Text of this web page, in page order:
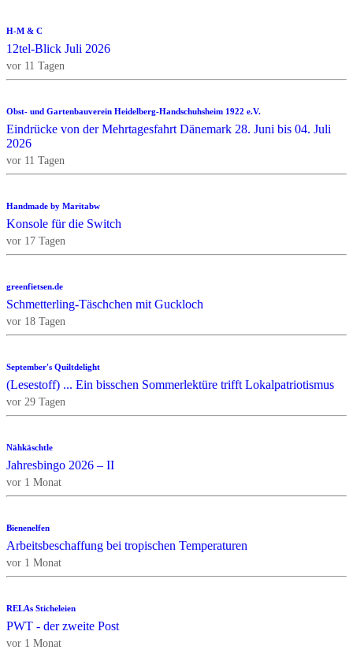
H-M & C
12tel-Blick Juli 2026
vor 11 Tagen
Obst- und Gartenbauverein Heidelberg-Handschuhsheim 1922 e.V.
Eindrücke von der Mehrtagesfahrt Dänemark 28. Juni bis 04. Juli
2026
vor 11 Tagen
Handmade by Maritabw
Konsole für die Switch
vor 17 Tagen
greenfietsen.de
Schmetterling-Täschchen mit Guckloch
vor 18 Tagen
September's Quiltdelight
(Lesestoff) ... Ein bisschen Sommerlektüre trifft Lokalpatriotismus
vor 29 Tagen
Nähkäschtle
Jahresbingo 2026 – II
vor 1 Monat
Bienenelfen
Arbeitsbeschaffung bei tropischen Temperaturen
vor 1 Monat
RELAs Sticheleien
PWT - der zweite Post
vor 1 Monat